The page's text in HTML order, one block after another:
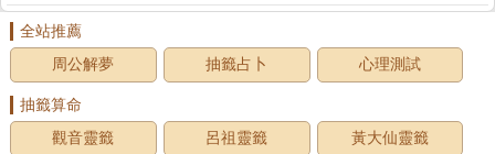
全站推薦
周公解夢
抽籤占卜 心理測試
抽籤算命
觀音靈籤
呂祖靈籤 黃大仙靈籤